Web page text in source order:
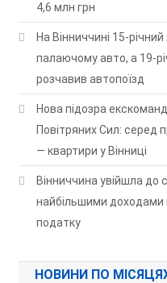
4,6 млн грн
На Вінниччині 15-
палаючому авто, а 19-
розчавив автопоїзд
Нова підозра
Повітряних Сил: серед
— квартири у Вінниці
Вінниччина увійшла до
найбільшими доходами
податку
НОВИНИ ПО